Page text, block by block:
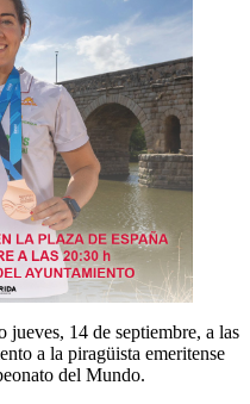
14 de septiembre, a las
a la piragüista emeritense
del Mundo.